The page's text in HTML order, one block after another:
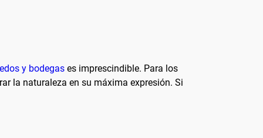
y bodegas es imprescindible. Para los
la naturaleza en su máxima expresión. Si